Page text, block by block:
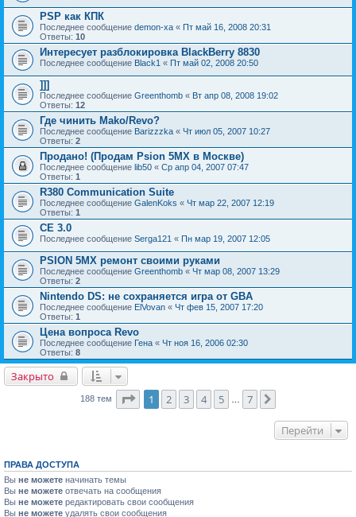
PSP как КПК
Последнее сообщение demon-xa « Пт май 16, 2008 20:31
Ответы: 10
Интересует разблокировка BlackBerry 8830
Последнее сообщение Black1 « Пт май 02, 2008 20:50
]]]
Последнее сообщение Greenthomb « Вт апр 08, 2008 19:02
Ответы: 12
Где чинить Mako/Revo?
Последнее сообщение Barizzzka « Чт июл 05, 2007 10:27
Ответы: 2
Продано! (Продам Psion 5MX в Москве)
Последнее сообщение lib50 « Ср апр 04, 2007 07:47
Ответы: 1
R380 Communication Suite
Последнее сообщение GalenKoks « Чт мар 22, 2007 12:19
Ответы: 1
CE 3.0
Последнее сообщение Serga121 « Пн мар 19, 2007 12:05
PSION 5MX ремонт своими руками
Последнее сообщение Greenthomb « Чт мар 08, 2007 13:29
Ответы: 2
Nintendo DS: не сохраняется игра от GBA
Последнее сообщение ElVovan « Чт фев 15, 2007 17:20
Ответы: 1
Цена вопроса Revo
Последнее сообщение Гена « Чт ноя 16, 2006 02:30
Ответы: 8
Закрыто
188 тем Страница1 из
1 2 3 4 5 7
Перейти
ПРАВА ДОСТУПА
Вы не можете начинать темы
Вы не можете отвечать на сообщения
Вы не можете редактировать свои сообщения
Вы не можете удалять свои сообщения